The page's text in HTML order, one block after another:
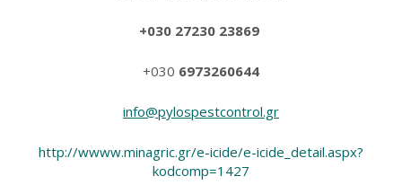
+030 27230 23869
+030 6973260644
info@pylospestcontrol.gr
http://wwww.minagric.gr/e-icide/e-icide_detail.aspx?
kodcomp=1427